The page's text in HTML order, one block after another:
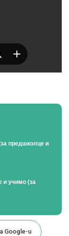
предшколце и
и учимо (за
Google-u